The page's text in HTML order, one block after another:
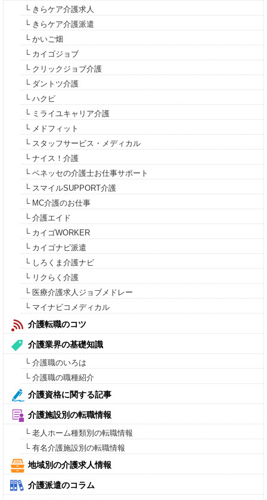
└ きらケア介護求人
└ きらケア介護派遣
└ かいご畑
└ カイゴジョブ
└ クリックジョブ介護
└ ダントツ介護
└ ハクビ
└ ミライユキャリア介護
└ メドフィット
└ スタッフサービス・メディカル
└ ナイス！介護
└ ベネッセの介護士お仕事サポート
└ スマイルSUPPORT介護
└ MC介護のお仕事
└ 介護エイド
└ カイゴWORKER
└ カイゴナビ派遣
└ しろくま介護ナビ
└ リクらく介護
└ 医療介護求人ジョブメドレー
└ マイナビコメディカル
介護転職のコツ
介護業界の基礎知識
└ 介護職のいろは
└ 介護職の職種紹介
介護資格に関する記事
介護施設別の転職情報
└ 老人ホーム種類別の転職情報
└ 有名介護施設別の転職情報
地域別の介護求人情報
介護派遣のコラム